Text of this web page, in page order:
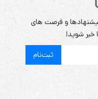
و فرصت های
خبر شوید!
ثبت‌نام